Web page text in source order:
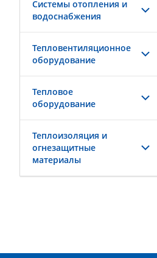
Системы отопления и
водоснабжения
Тепловентиляционное
оборудование
Тепловое
оборудование
Теплоизоляция и
огнезащитные
материалы